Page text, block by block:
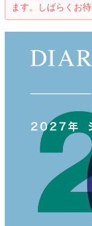
ます。しばらくお待